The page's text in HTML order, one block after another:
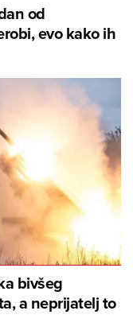
od
evo kako ih
bivšeg
a neprijatelj to